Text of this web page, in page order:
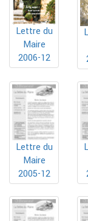
Lettre du
Maire
2006-12
Lettre du
Maire
2005-12